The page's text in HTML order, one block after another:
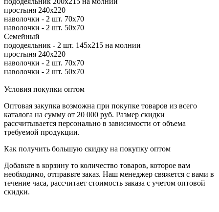
простыня 240х220
наволочки - 2 шт. 70х70
наволочки - 2 шт. 50х70
Семейный
пододеяльник - 2 шт. 145х215 на молнии
простыня 240х220
наволочки - 2 шт. 70х70
наволочки - 2 шт. 50х70
Условия покупки оптом
Оптовая закупка возможна при покупке товаров из всего
каталога на сумму от 20 000 руб. Размер скидки
рассчитывается персонально в зависимости от объема
требуемой продукции.
Как получить большую скидку на покупку оптом
Добавьте в корзину то количество товаров, которое вам
необходимо, отправьте заказ. Наш менеджер свяжется с вами в
течение часа, рассчитает стоимость заказа с учетом оптовой
скидки.